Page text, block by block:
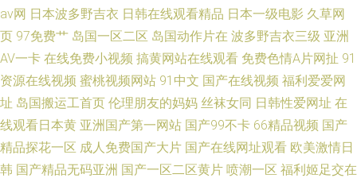
av网 日本波多野吉衣 日韩在线观看精品 日本一级电影 久草网
页 97免费艹 岛国一区二区 岛国动作片在 波多野吉衣三级 亚洲
AV一卡 在线免费小视频 搞黄网站在线观看 免费色情A片网扯 91
资源在线视频 蜜桃视频网站 91中文 国产在线视频 福利爱爱网
址 岛国搬运工首页 伦理朋友的妈妈 丝袜女同 日韩性爱网址 在
线观看日本黄 亚洲国产第一网站 国产99不卡 66精品视频 国产
精品探花一区 成人免费国产大片 国产在线网址观看 欧美激情日
韩 国产精品无码亚洲 国产一区二区黄片 喷潮一区 福利姬足交在